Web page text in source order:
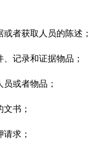
者获取人员的陈述；
记录和证据物品；
或者物品；
书；
求；